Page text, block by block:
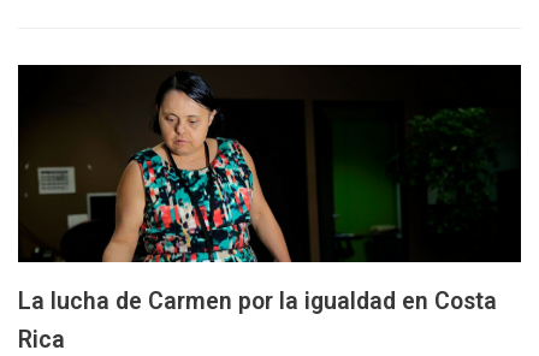
La lucha de Carmen por la igualdad en Costa
Rica